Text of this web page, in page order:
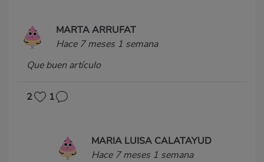
MARTA ARRUFAT
Hace 7 meses 1 semana
Que buen artículo
2 1
MARIA LUISA CALATAYUD
Hace 7 meses 1 semana